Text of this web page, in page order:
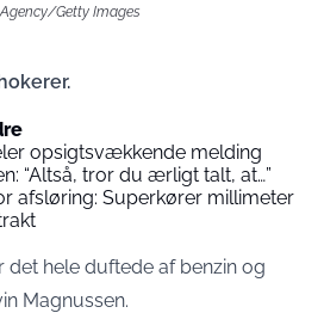
Getty Images
opsigtsvækkende melding
“Altså, tror du ærligt talt, at…”
afsløring: Superkører millimeter
det hele duftede af benzin og
Magnussen.